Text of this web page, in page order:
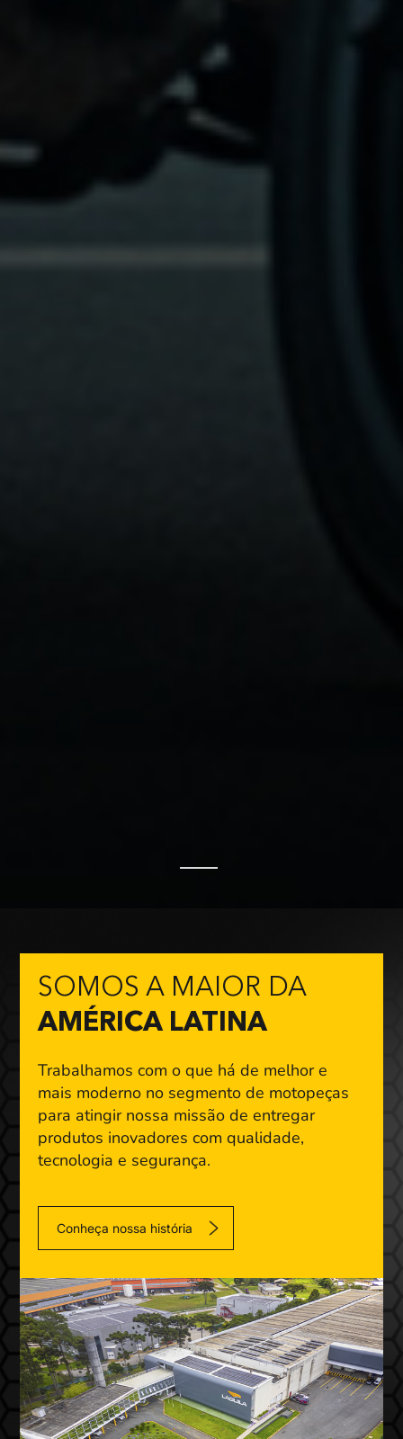
SOMOS A MAIOR DA
AMÉRICA LATINA
Trabalhamos com o que há de melhor e
mais moderno no segmento de motopeças
para atingir nossa missão de entregar
produtos inovadores com qualidade,
tecnologia e segurança.
Conheça nossa história